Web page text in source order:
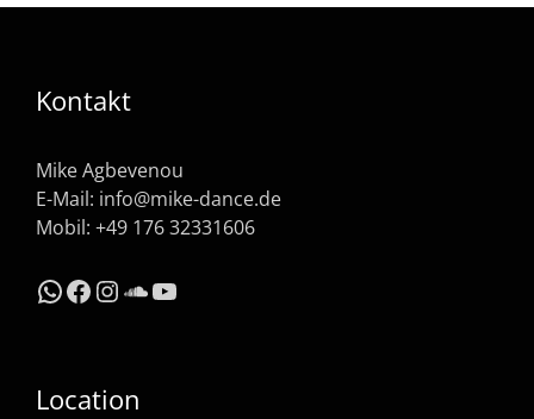
Kontakt
Mike Agbevenou
E-Mail: info@mike-dance.de
Mobil: +49 176 32331606
WhatsApp
Facebook
Instagram
SoundCloud
YouTube
Location